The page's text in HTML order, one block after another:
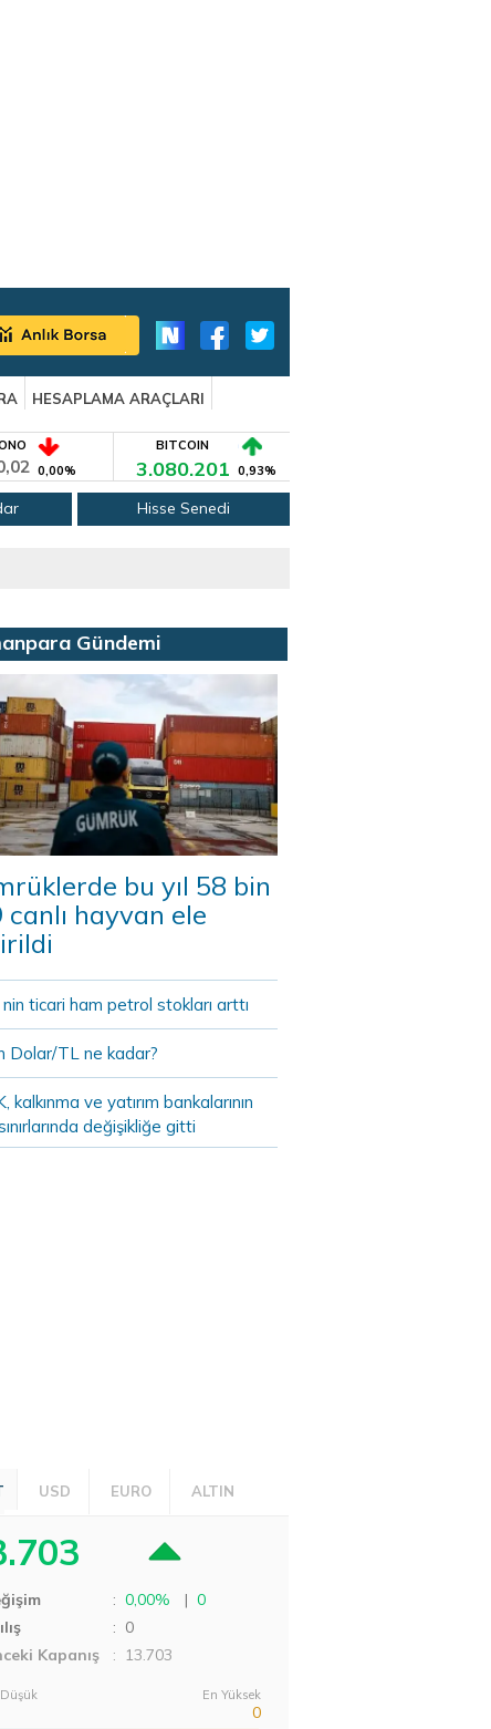
HESAPLAMA ARAÇLARI
0,00%
BITCOIN
3.080.201 0,93%
Hisse Senedi
Gündemi
bu yıl 58 bin
canlı hayvan ele
ticari ham petrol stokları arttı
Dolar/TL ne kadar?
kalkınma ve yatırım bankalarının
değişikliğe gitti
USD EURO ALTIN
: 0,00% | 0
: 0
Kapanış
: 13.703
En Yüksek
0